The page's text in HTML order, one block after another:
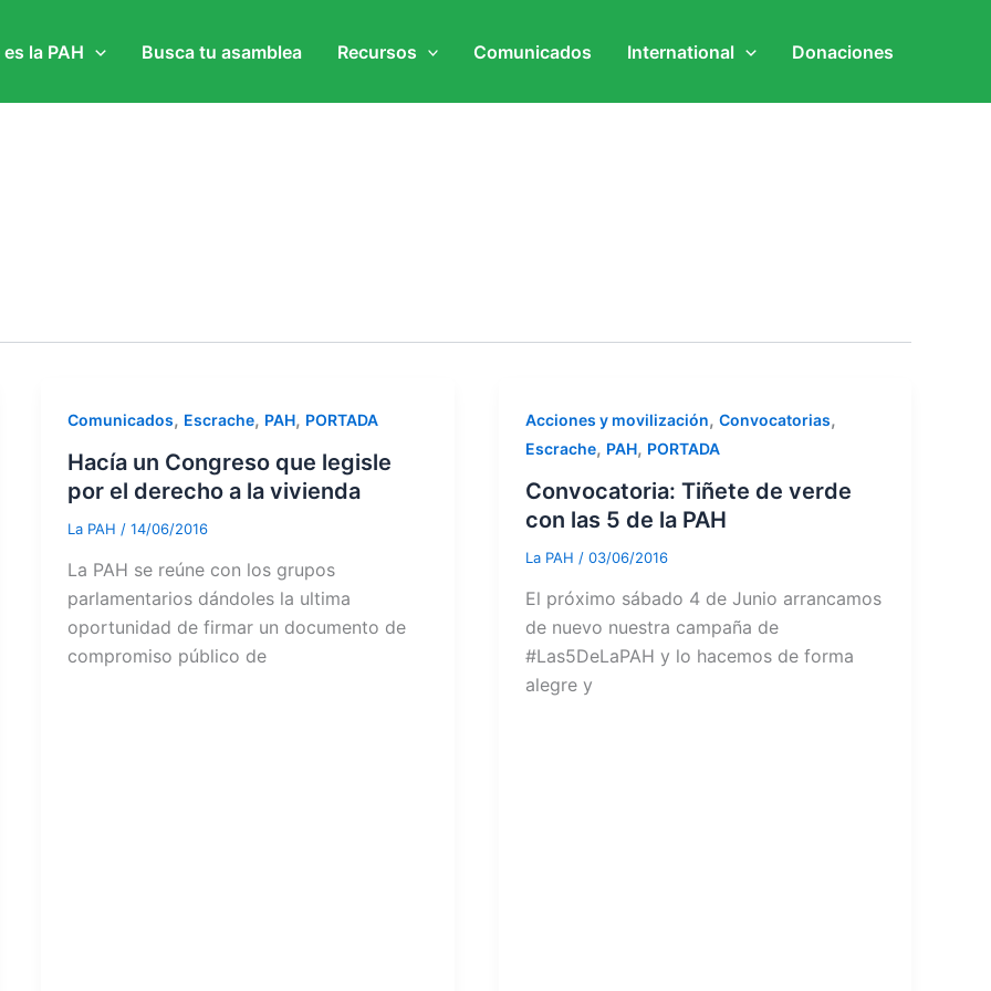
es la PAH Busca tu asamblea Recursos Comunicados International Donaciones
Comunicados, Escrache, PAH, PORTADA
Hacía un Congreso que legisle
por el derecho a la vivienda
La PAH /14/06/2016
La PAH se reúne con los grupos
parlamentarios dándoles la ultima
oportunidad de firmar un documento de
compromiso público de
Acciones y movilización, Convocatorias,
Escrache, PAH, PORTADA
Convocatoria: Tiñete de verde
con las 5 de la PAH
La PAH / 03/06/2016
El próximo sábado 4 de Junio arrancamos
de nuevo nuestra campaña de
#Las5DeLaPAH y lo hacemos de forma
alegre y